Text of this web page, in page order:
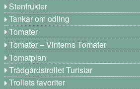
Stenfrukter
Tankar om odling
Tomater
Tomater – Vinterns Tomater
Tomatplan
Trädgårdstrollet Turistar
Trollets favoriter